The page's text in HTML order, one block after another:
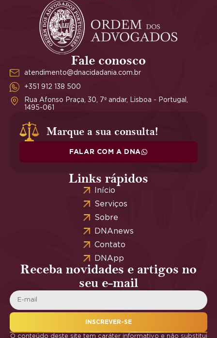
Fale conosco
atendimento@dnacidadania.com.br
+351 912 138 500
Rua Afonso Praça, 30, 7º andar, Lisboa - Portugal,
1495-061
Marque a sua consulta!
FALAR COM A DNA
Links rápidos
Início
Serviços
Sobre
DNAnews
Contato
DNApp
Receba novidades e artigos no
seu e-mail
INSCREVER-SE
O conteúdo deste site tem caráter informativo e não substitui